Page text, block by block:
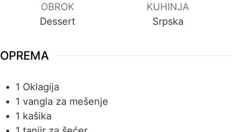
OBROK
Dessert
KUHINJA
Srpska
OPREMA
1 Oklagija
1 vangla za mešenje
1 kašika